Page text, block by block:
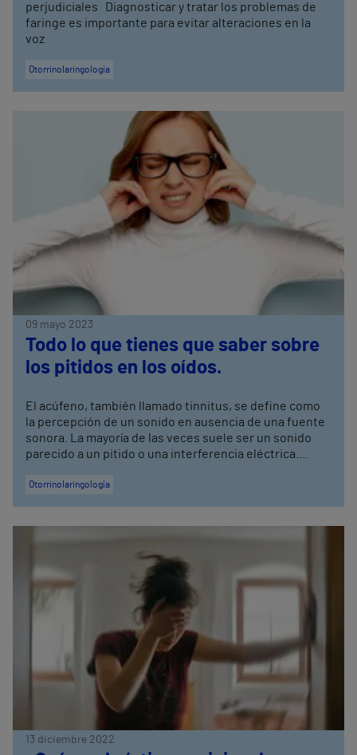
perjudiciales Diagnosticar y tratar los problemas de
faringe es importante para evitar alteraciones en la
voz
Otorrinolaringología
09 mayo 2023
Todo lo que tienes que saber sobre
los pitidos en los oídos.
El acúfeno, también llamado tinnitus, se define como
la percepción de un sonido en ausencia de una fuente
sonora. La mayoría de las veces suele ser un sonido
parecido a un pitido o una interferencia eléctrica....
Otorrinolaringología
13 diciembre 2022